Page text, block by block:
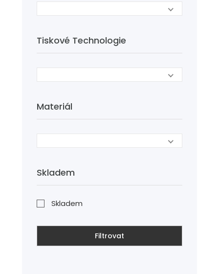
Tiskové Technologie
Materiál
Skladem
Skladem
Filtrovat